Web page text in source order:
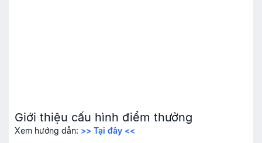
Giới thiệu cấu hình điểm thưởng
Xem hướng dẫn: >> Tại đây <<